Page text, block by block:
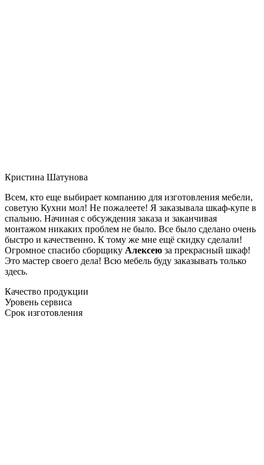
Кристина Шатунова
Всем, кто еще выбирает компанию для изготовления мебели,
советую Кухни мол! Не пожалеете! Я заказывала шкаф-купе в
спальню. Начиная с обсуждения заказа и заканчивая
монтажом никаких проблем не было. Все было сделано очень
быстро и качественно. К тому же мне ещё скидку сделали!
Огромное спасибо сборщику Алексею за прекрасный шкаф!
Это мастер своего дела! Всю мебель буду заказывать только
здесь.
Качество продукции
Уровень сервиса
Срок изготовления